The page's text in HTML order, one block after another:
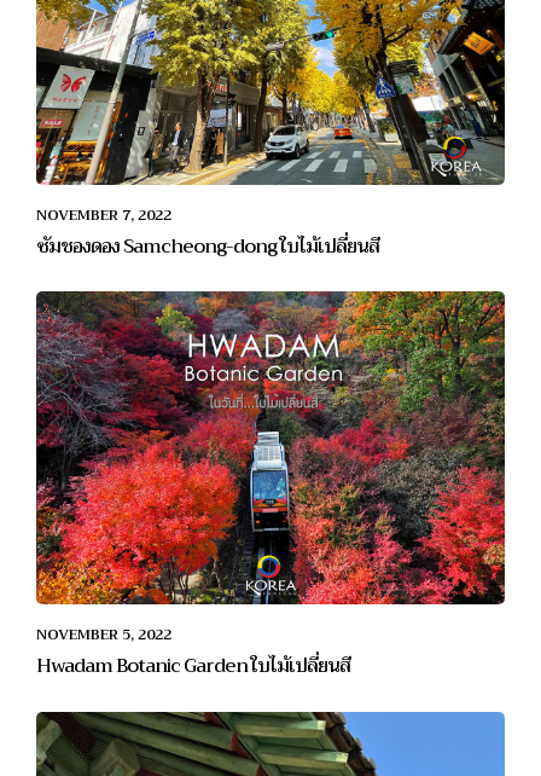
NOVEMBER 7, 2022
ซัมชองดอง Samcheong-dong ใบไม้เปลี่ยนสี
NOVEMBER 5, 2022
Hwadam Botanic Garden ใบไม้เปลี่ยนสี